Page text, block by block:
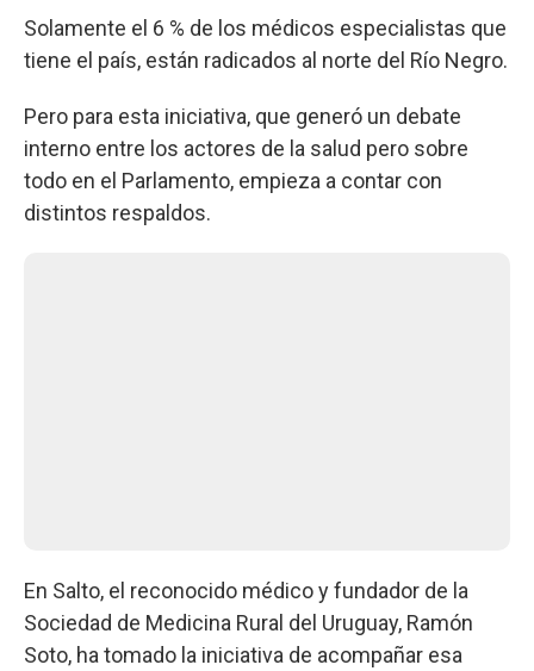
Solamente el 6 % de los médicos especialistas que
tiene el país, están radicados al norte del Río Negro.
Pero para esta iniciativa, que generó un debate
interno entre los actores de la salud pero sobre
todo en el Parlamento, empieza a contar con
distintos respaldos.
En Salto, el reconocido médico y fundador de la
Sociedad de Medicina Rural del Uruguay, Ramón
Soto, ha tomado la iniciativa de acompañar esa